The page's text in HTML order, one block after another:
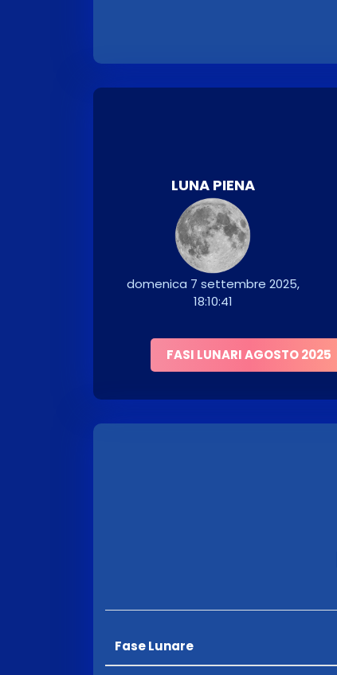
LUNA PIENA
domenica 7 settembre 2025,
18:10:41
FASI LUNARI AGOSTO 2025
Fase Lunare